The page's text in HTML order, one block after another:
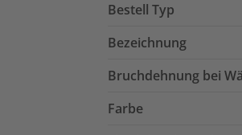
Bestell Typ
Bezeichnung
Bruchdehnung bei
Farbe